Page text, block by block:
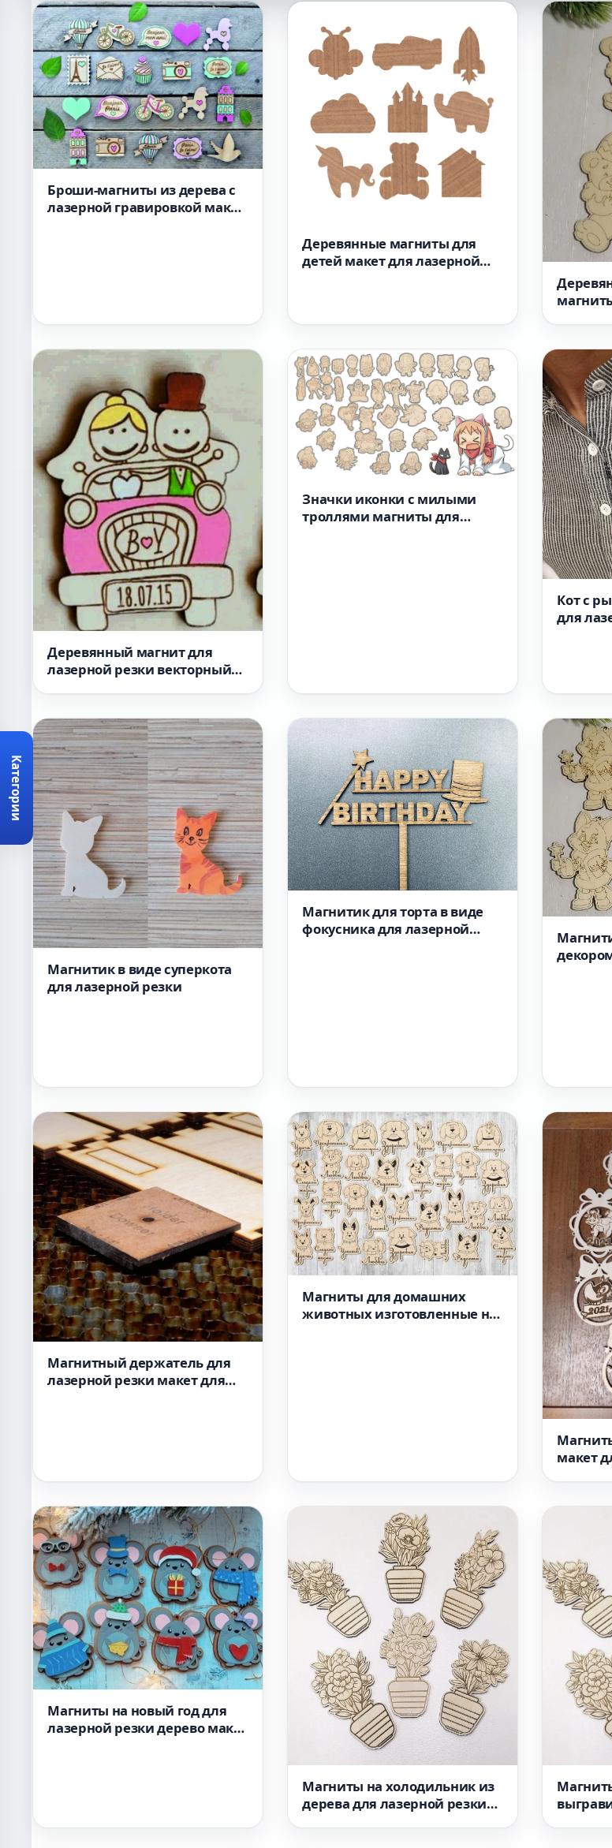
Категории
Список макетов
Броши-магниты из дерева с
лазерной гравировкой макет
Деревянные магниты для
детей макет для лазерной
Деревянный магнит для
лазерной резки векторный
Значки иконки с милыми
троллями магниты для
Кот с
для
Магнитик в виде суперкота
для лазерной резки
Магнитик для торта в виде
фокусника для лазерной
Магнитный держатель для
лазерной резки макет для
Магниты для домашних
животных изготовленные на
макет
Магниты на новый год для
лазерной резки дерево макет
Магниты на холодильник из
дерева для лазерной резки